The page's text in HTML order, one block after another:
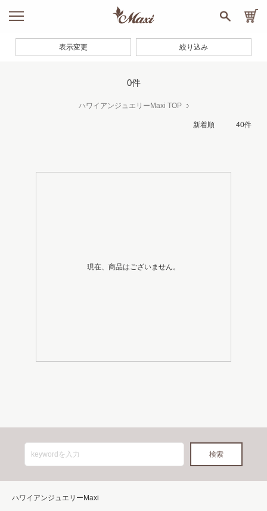
0件
ハワイアンジュエリーMaxi TOP
現在、商品はございません。
表示変更 絞り込み
ハワイアンジュエリーMaxi